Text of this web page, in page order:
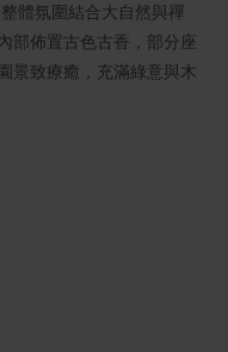
體氛圍結合大自然與禪
部佈置古色古香，部分座
景致療癒，充滿綠意與木